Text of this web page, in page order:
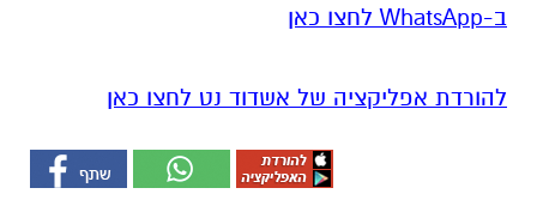
ב-WhatsApp לחצו כאן
להורדת אפליקציה של אשדוד נט לחצו כאן